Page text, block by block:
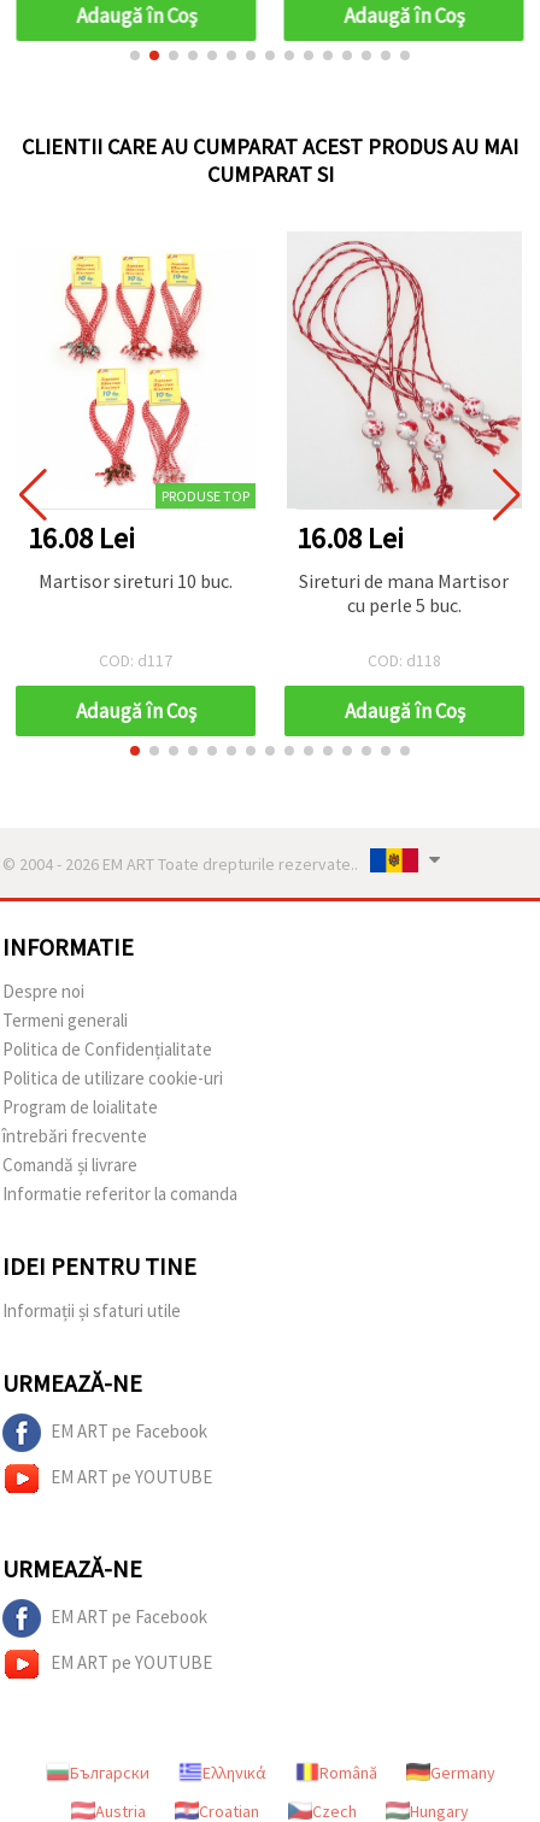
Adaugă în Coş Adaugă în Coş
CLIENTII CARE AU CUMPARAT ACEST PRODUS AU MAI
CUMPARAT SI
10 buc.
Sireturi de mana Martisor
Sireturi
© 2004 - 2026 EM ART Toate drepturile rezervate..
INFORMATIE
Despre noi
Termeni generali
Politica de Confidențialitate
Politica de utilizare cookie-uri
Program de loialitate
întrebări frecvente
Comandă și livrare
Informatie referitor la comanda
IDEI PENTRU TINE
Informații și sfaturi utile
URMEAZĂ-NE
EM ART pe Facebook
EM ART pe YOUTUBE
URMEAZĂ-NE
EM ART pe Facebook
EM ART pe YOUTUBE
Български Ελληνικά Română
Germany
Austria
Croatian Czech Hungary